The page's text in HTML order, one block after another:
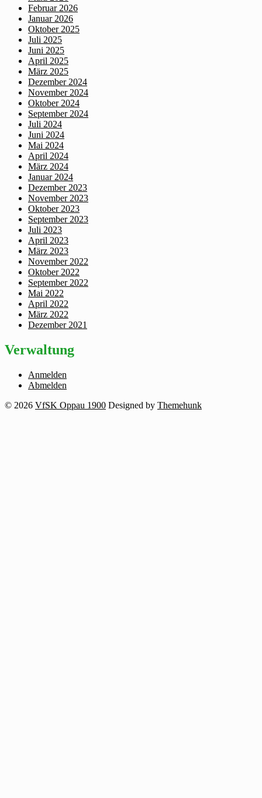
Februar 2026
Januar 2026
Oktober 2025
Juli 2025
Juni 2025
April 2025
März 2025
Dezember 2024
November 2024
Oktober 2024
September 2024
Juli 2024
Juni 2024
Mai 2024
April 2024
März 2024
Januar 2024
Dezember 2023
November 2023
Oktober 2023
September 2023
Juli 2023
April 2023
März 2023
November 2022
Oktober 2022
September 2022
Mai 2022
April 2022
März 2022
Dezember 2021
Verwaltung
Anmelden
Abmelden
© 2026 VfSK Oppau 1900 Designed by Themehunk